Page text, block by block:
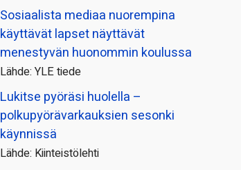
Sosiaalista mediaa nuorempina
käyttävät lapset näyttävät
menestyvän huonommin koulussa
Lähde: YLE tiede
Lukitse pyöräsi huolella –
polkupyörävarkauksien sesonki
käynnissä
Lähde: Kiinteistölehti